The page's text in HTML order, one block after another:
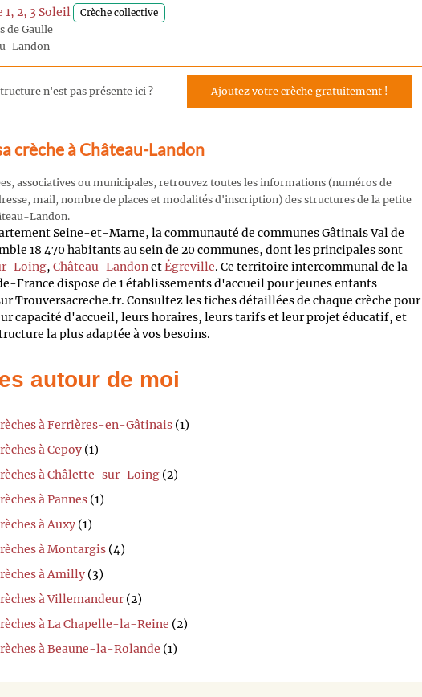
2, 3 Soleil Crèche collective
de Gaulle
Landon
n'est pas présente ici ? Ajoutez votre crèche gratuitement !
crèche à Château-Landon
associatives ou municipales, retrouvez toutes les informations (numéros de
mail, nombre de places et modalités d'inscription) des structures de la petite
Landon.
Seine-et-Marne, la communauté de communes Gâtinais Val de
18 470 habitants au sein de 20 communes, dont les principales sont
Loing, Château-LandonetÉgreville. Ce territoire intercommunal de la
France dispose de 1 établissements d'accueil pour jeunes enfants
Trouversacreche.fr. Consultez les fiches détaillées de chaque crèche pour
capacité d'accueil, leurs horaires, leurs tarifs et leur projet éducatif, et
la plus adaptée à vos besoins.
autour de moi
à Ferrières-en-Gâtinais (1)
à Cepoy (1)
à Châlette-sur-Loing (2)
à Pannes (1)
à Auxy (1)
à Montargis (4)
à Amilly (3)
à Villemandeur (2)
à La Chapelle-la-Reine (2)
à Beaune-la-Rolande (1)